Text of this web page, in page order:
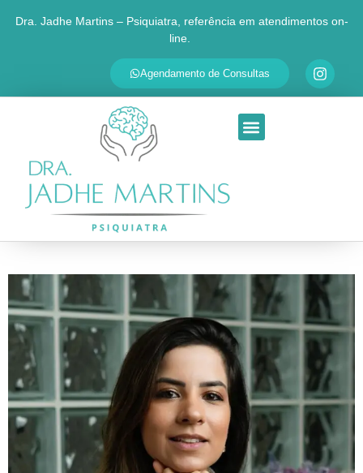
Agende sua consulta
Respondemos em até 30 minutos
QUAL É O SEU PRINCIPAL MOTIVO?
Ansiedade Depressão
Ao continuar, você será redirecionado ao WhatsApp da Dra.
Jadhe. Seus dados são usados apenas para personalizar o
atendimento.
Ir para o WhatsApp
Dra. Jadhe Martins – Psiquiatra, referência em atendimentos on-
line.
Agendamento de Consultas